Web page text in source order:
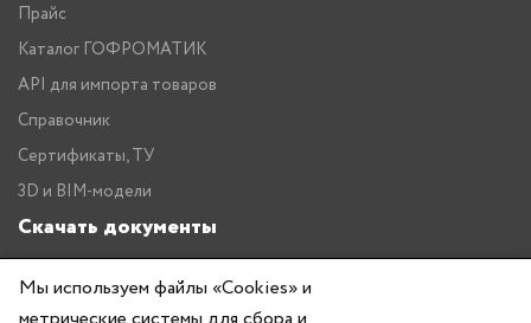
Прайс
Каталог ГОФРОМАТИК
API для импорта товаров
Справочник
Сертификаты, ТУ
3D и BIM-модели
Скачать документы
Прайс
Каталог ГОФРОМАТИК
Мы используем файлы «Cookies» и